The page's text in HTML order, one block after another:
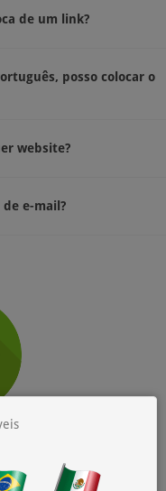
de um link?
posso colocar o
website?
de e-mail?
mas você não é o